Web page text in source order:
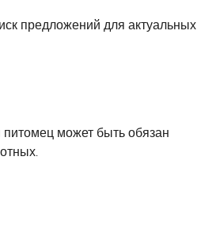
предложений для актуальных
может быть обязан